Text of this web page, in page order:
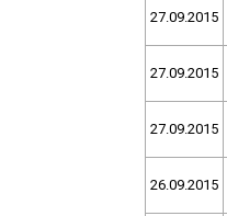
27.09.2015
27.09.2015
27.09.2015
26.09.2015